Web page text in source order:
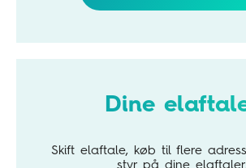
Dine
Skift elaftale, køb til flere